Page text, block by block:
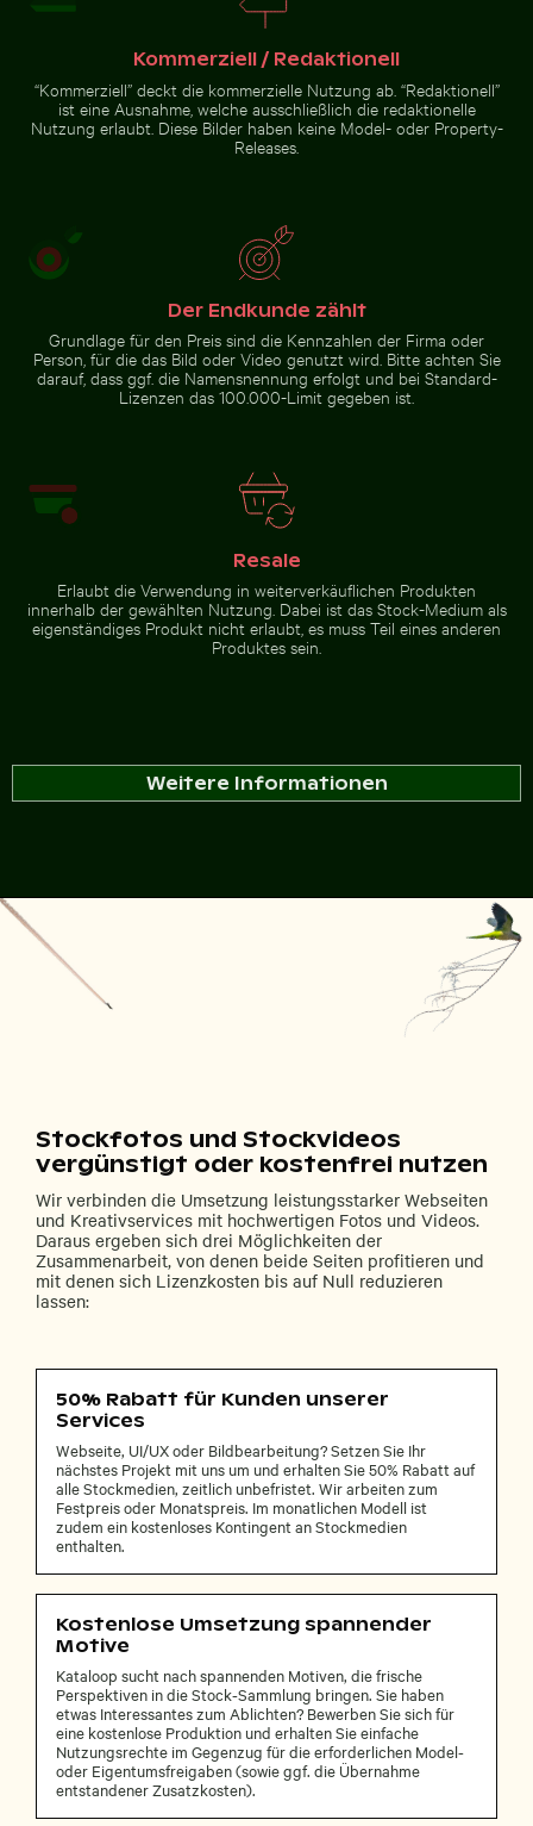
Zur Stock-Kollektion
Kommerziell / Redaktionell
“Kommerziell” deckt die kommerzielle Nutzung ab. “Redaktionell”
ist eine Ausnahme, welche ausschließlich die redaktionelle
Nutzung erlaubt. Diese Bilder haben keine Model- oder Property-
Releases.
Der Endkunde zählt
Grundlage für den Preis sind die Kennzahlen der Firma oder
Person, für die das Bild oder Video genutzt wird. Bitte achten Sie
darauf, dass ggf. die Namensnennung erfolgt und bei Standard-
Lizenzen das 100.000-Limit gegeben ist.
Resale
Erlaubt die Verwendung in weiterverkäuflichen Produkten
innerhalb der gewählten Nutzung. Dabei ist das Stock-Medium als
eigenständiges Produkt nicht erlaubt, es muss Teil eines anderen
Produktes sein.
Weitere Informationen
Stockfotos und Stockvideos
vergünstigt oder kostenfrei nutzen
Wir verbinden die Umsetzung leistungsstarker Webseiten
und Kreativservices mit hochwertigen Fotos und Videos.
Daraus ergeben sich drei Möglichkeiten der
Zusammenarbeit, von denen beide Seiten profitieren und
mit denen sich Lizenzkosten bis auf Null reduzieren
lassen:
50% Rabatt für Kunden unserer
Services
Webseite, UI/UX oder Bildbearbeitung? Setzen Sie Ihr
nächstes Projekt mit uns um und erhalten Sie 50% Rabatt auf
alle Stockmedien, zeitlich unbefristet. Wir arbeiten zum
Festpreis oder Monatspreis. Im monatlichen Modell ist
zudem ein kostenloses Kontingent an Stockmedien
enthalten.
Kostenlose Umsetzung spannender
Motive
Kataloop sucht nach spannenden Motiven, die frische
Perspektiven in die Stock-Sammlung bringen. Sie haben
etwas Interessantes zum Ablichten? Bewerben Sie sich für
eine kostenlose Produktion und erhalten Sie einfache
Nutzungsrechte im Gegenzug für die erforderlichen Model-
oder Eigentumsfreigaben (sowie ggf. die Übernahme
entstandener Zusatzkosten).